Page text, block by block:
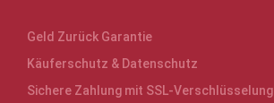
Geld Zurück Garantie
Käuferschutz & Datenschutz
Sichere Zahlung mit SSL-Verschlüsselung